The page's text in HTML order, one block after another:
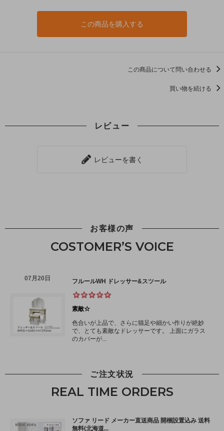
この商品を購入する
この商品について問い合わせる
買い物を続ける
レビュー
レビューを書く
お客様の声
COSTOMER’S VOICE
ご注文状況
REAL TIME ORDERS